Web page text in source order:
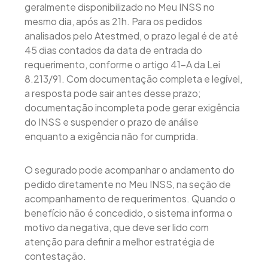
geralmente disponibilizado no Meu INSS no
mesmo dia, após as 21h. Para os pedidos
analisados pelo Atestmed, o prazo legal é de até
45 dias contados da data de entrada do
requerimento, conforme o artigo 41-A da Lei
8.213/91. Com documentação completa e legível,
a resposta pode sair antes desse prazo;
documentação incompleta pode gerar exigência
do INSS e suspender o prazo de análise
enquanto a exigência não for cumprida.
O segurado pode acompanhar o andamento do
pedido diretamente no Meu INSS, na seção de
acompanhamento de requerimentos. Quando o
benefício não é concedido, o sistema informa o
motivo da negativa, que deve ser lido com
atenção para definir a melhor estratégia de
contestação.